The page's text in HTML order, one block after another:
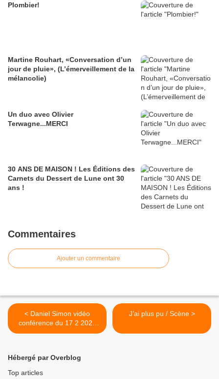
Plombier!
Martine Rouhart, «Conversation d’un
jour de pluie», (L’émerveillement de la
mélancolie)
Un duo avec Olivier
Terwagne...MERCI
30 ANS DE MAISON ! Les Éditions des
Carnets du Dessert de Lune ont 30
ans !
Commentaires
Ajouter un commentaire
< Daniel Simon vidéo
conférence du 17 2 2021
dans le cadre de l'AEB à
Poésie, 2020
J’ai plus pu / Scène >
Hébergé par Overblog
Top articles